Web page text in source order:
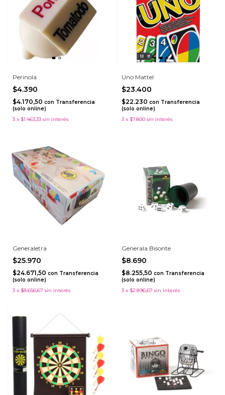
Perinola
$4.390
$4.170,50 con Transferencia
(solo online)
3 x $1.463,33 sin interés
Uno Mattel
$23.400
$22.230 con Transferencia
(solo online)
3 x $7.800 sin interés
Generaletra
$25.970
$24.671,50 con Transferencia
(solo online)
3 x $8.656,67 sin interés
Generala Bisonte
$8.690
$8.255,50 con Transferencia
(solo online)
3 x $2.896,67 sin interés